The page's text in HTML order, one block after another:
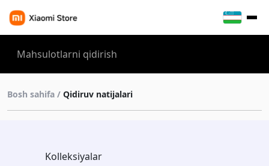
Bosh sahifa / Qidiruv natijalari
Kolleksiyalar